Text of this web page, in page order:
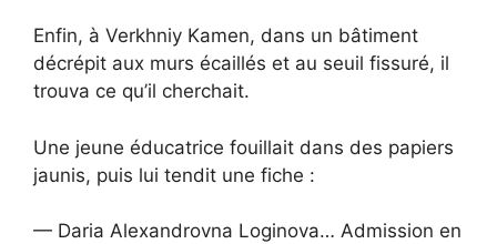
Enfin, à Verkhniy Kamen, dans un bâtiment
décrépit aux murs écaillés et au seuil fissuré, il
trouva ce qu’il cherchait.
Une jeune éducatrice fouillait dans des papiers
jaunis, puis lui tendit une fiche :
— Daria Alexandrovna Loginova… Admission en